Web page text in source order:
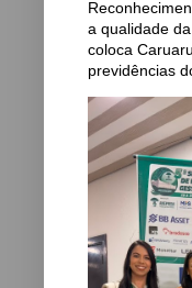
a qualidade
coloca
previdências